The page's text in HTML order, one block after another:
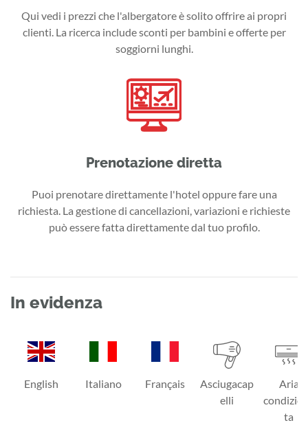
Qui vedi i prezzi che l'albergatore è solito offrire ai propri
clienti. La ricerca include sconti per bambini e offerte per
soggiorni lunghi.
Prenotazione diretta
Puoi prenotare direttamente l'hotel oppure fare una
richiesta. La gestione di cancellazioni, variazioni e richieste
può essere fatta direttamente dal tuo profilo.
In evidenza
English Italiano Français
Asciugacap
elli
Aria
ta